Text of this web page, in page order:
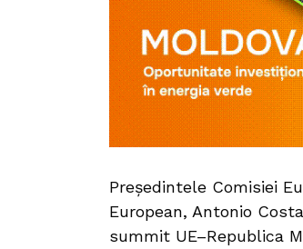
Președintele Comisiei
European, Antonio
summit UE–Republica